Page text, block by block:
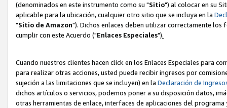
(denominados en este instrumento como su "Sitio") al colocar en su
aplicable para la ubicación, cualquier otro sitio que se incluya en la
"Sitio de Amazon"). Dichos enlaces deben utilizar correctamente los
cumplir con este Acuerdo ("Enlaces Especiales").
Cuando nuestros clientes hacen click en los Enlaces Especiales para
para realizar otras acciones, usted puede recibir ingresos por
sujeción a las limitaciones que se incluyen) en la Declaración de
dichos artículos o servicios, podemos poner a su disposición datos,
otras herramientas de enlace, interfaces de aplicaciones del